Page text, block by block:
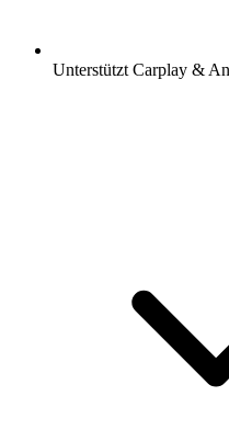
Unterstützt Carplay &